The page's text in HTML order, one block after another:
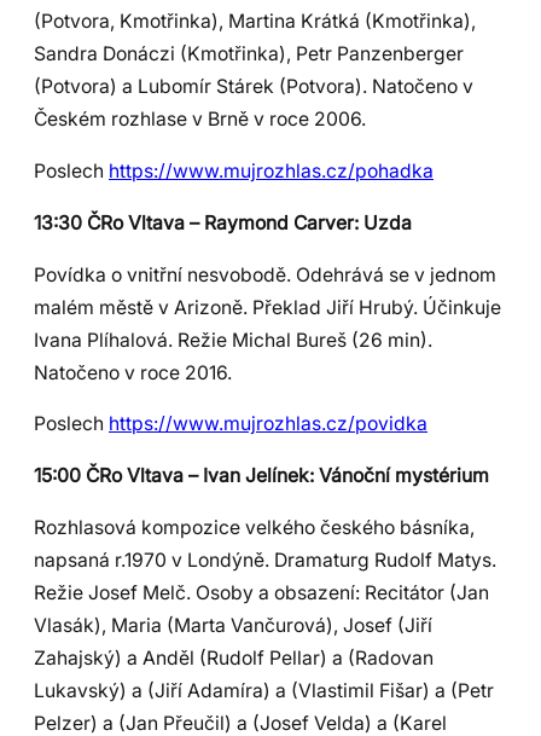
(Potvora, Kmotřinka), Martina Krátká (Kmotřinka),
Sandra Donáczi (Kmotřinka), Petr Panzenberger
(Potvora) a Lubomír Stárek (Potvora). Natočeno v
Českém rozhlase v Brně v roce 2006.
Poslech https://www.mujrozhlas.cz/pohadka
13:30 ČRo Vltava – Raymond Carver: Uzda
Povídka o vnitřní nesvobodě. Odehrává se v jednom
malém městě v Arizoně. Překlad Jiří Hrubý. Účinkuje
Ivana Plíhalová. Režie Michal Bureš (26 min).
Natočeno v roce 2016.
Poslech https://www.mujrozhlas.cz/povidka
15:00 ČRo Vltava – Ivan Jelínek: Vánoční mystérium
Rozhlasová kompozice velkého českého básníka,
napsaná r.1970 v Londýně. Dramaturg Rudolf Matys.
Režie Josef Melč. Osoby a obsazení: Recitátor (Jan
Vlasák), Maria (Marta Vančurová), Josef (Jiří
Zahajský) a Anděl (Rudolf Pellar) a (Radovan
Lukavský) a (Jiří Adamíra) a (Vlastimil Fišar) a (Petr
Pelzer) a (Jan Přeučil) a (Josef Velda) a (Karel